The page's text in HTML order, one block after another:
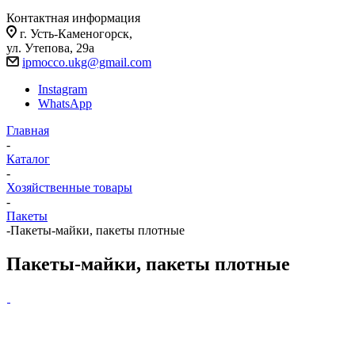
Контактная информация
г. Усть-Каменогорск,
ул. Утепова, 29а
ipmocco.ukg@gmail.com
Instagram
WhatsApp
Главная
-
Каталог
-
Хозяйственные товары
-
Пакеты
-Пакеты-майки, пакеты плотные
Пакеты-майки, пакеты плотные